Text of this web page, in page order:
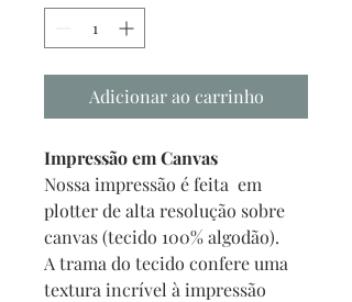
Adicionar ao carrinho
Impressão em Canvas
Nossa impressão é feita em
plotter de alta resolução sobre
canvas (tecido 100% algodão).
A trama do tecido confere uma
textura incrível à impressão